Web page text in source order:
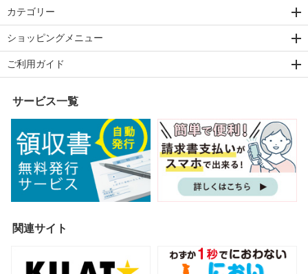
カテゴリー
ショッピングメニュー
ご利用ガイド
サービス一覧
関連サイト